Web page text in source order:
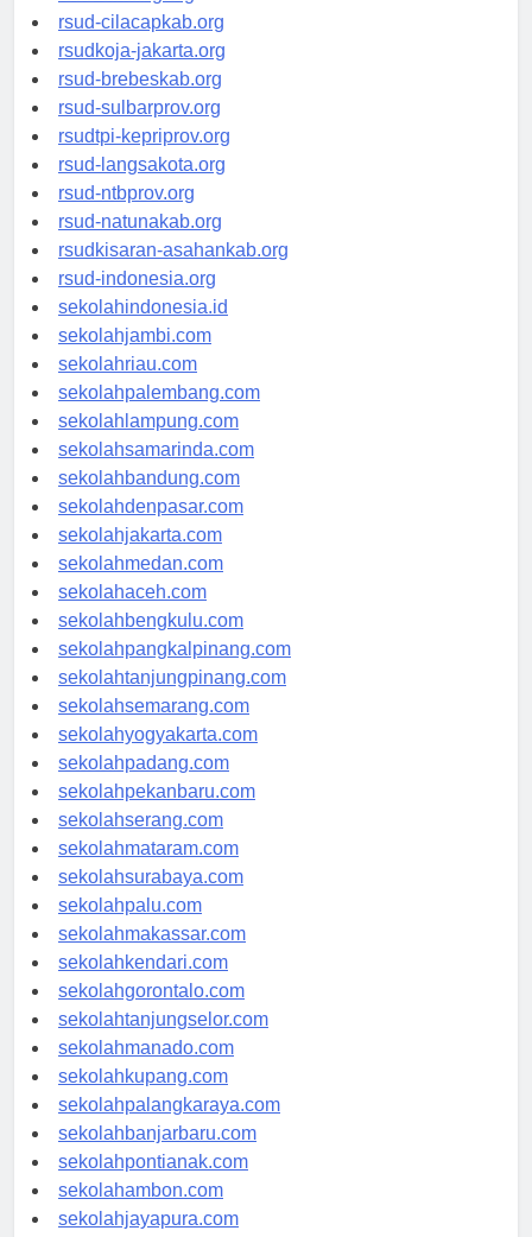
rsud-sintang.org
rsud-cilacapkab.org
rsudkoja-jakarta.org
rsud-brebeskab.org
rsud-sulbarprov.org
rsudtpi-kepriprov.org
rsud-langsakota.org
rsud-ntbprov.org
rsud-natunakab.org
rsudkisaran-asahankab.org
rsud-indonesia.org
sekolahindonesia.id
sekolahjambi.com
sekolahriau.com
sekolahpalembang.com
sekolahlampung.com
sekolahsamarinda.com
sekolahbandung.com
sekolahdenpasar.com
sekolahjakarta.com
sekolahmedan.com
sekolahaceh.com
sekolahbengkulu.com
sekolahpangkalpinang.com
sekolahtanjungpinang.com
sekolahsemarang.com
sekolahyogyakarta.com
sekolahpadang.com
sekolahpekanbaru.com
sekolahserang.com
sekolahmataram.com
sekolahsurabaya.com
sekolahpalu.com
sekolahmakassar.com
sekolahkendari.com
sekolahgorontalo.com
sekolahtanjungselor.com
sekolahmanado.com
sekolahkupang.com
sekolahpalangkaraya.com
sekolahbanjarbaru.com
sekolahpontianak.com
sekolahambon.com